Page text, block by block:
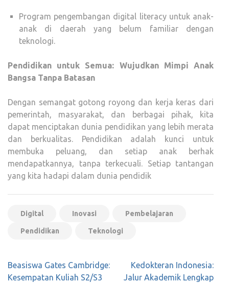
Program pengembangan digital literacy untuk anak-
anak di daerah yang belum familiar dengan
teknologi.
Pendidikan untuk Semua: Wujudkan Mimpi Anak
Bangsa Tanpa Batasan
Dengan semangat gotong royong dan kerja keras dari
pemerintah, masyarakat, dan berbagai pihak, kita
dapat menciptakan dunia pendidikan yang lebih merata
dan berkualitas. Pendidikan adalah kunci untuk
membuka peluang, dan setiap anak berhak
mendapatkannya, tanpa terkecuali. Setiap tantangan
yang kita hadapi dalam dunia pendidik
Digital Inovasi Pembelajaran
Pendidikan Teknologi
Post
navigation
Beasiswa Gates Cambridge:
Kesempatan Kuliah S2/S3
Kedokteran Indonesia:
Jalur Akademik Lengkap